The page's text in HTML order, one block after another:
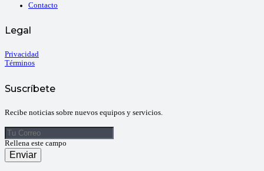
Contacto
Legal
Privacidad
Términos
Suscríbete
Recibe noticias sobre nuevos equipos y servicios.
Rellena este campo
Enviar